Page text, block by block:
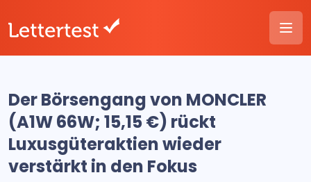
Der Börsengang von MONCLER
(A1W 66W; 15,15 €) rückt
Luxusgüteraktien wieder
verstärkt in den Fokus